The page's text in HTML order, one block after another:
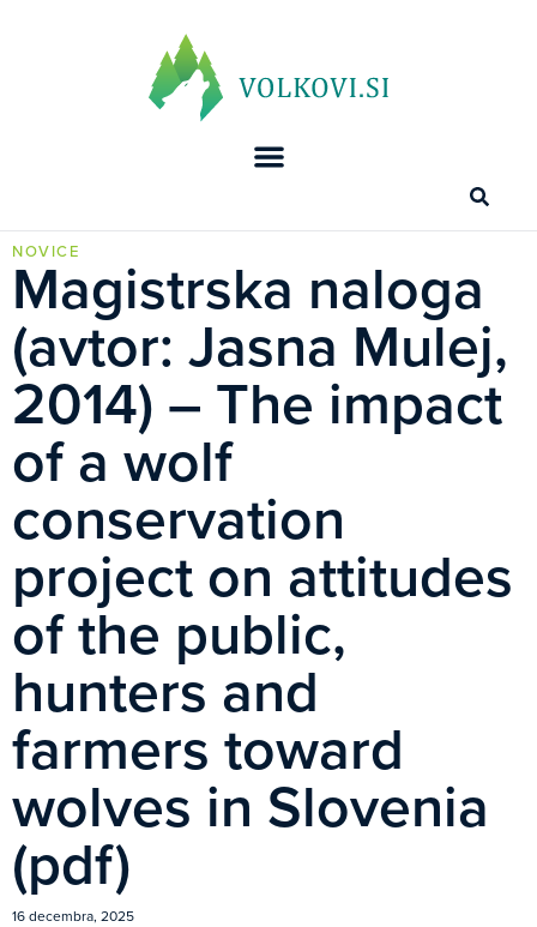
NOVICE
Magistrska naloga
(avtor: Jasna Mulej,
2014) – The impact
of a wolf
conservation
project on attitudes
of the public,
hunters and
farmers toward
wolves in Slovenia
(pdf)
16 decembra, 2025